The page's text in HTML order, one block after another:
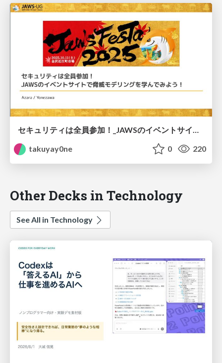
セキュリティは全員参加！_JAWSのイベントサイトで脅威モデリングを学んでみよう！
takuyay0ne
0 220
Other Decks in Technology
See All in Technology